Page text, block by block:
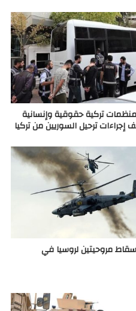
تركية حقوقية وإنسانية
إجراءات ترحيل السوريين من تركيا
مروحيتين لروسيا في